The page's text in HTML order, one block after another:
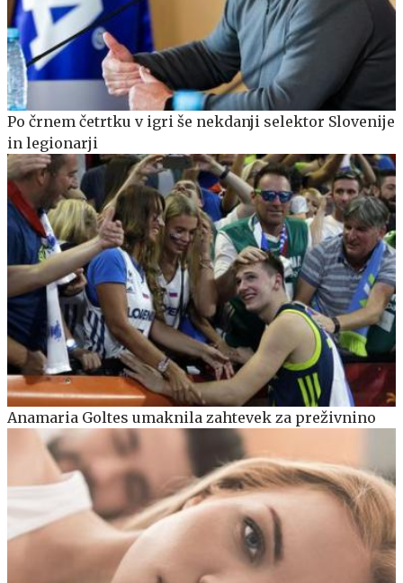
Po črnem četrtku v igri še nekdanji selektor Slovenije
in legionarji
Anamaria Goltes umaknila zahtevek za preživnino